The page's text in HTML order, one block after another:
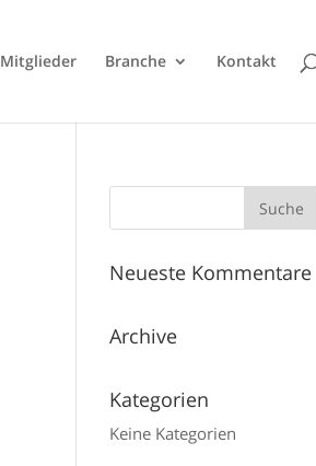
Mitglieder Branche Kontakt
Neueste Kommentare
Archive
Kategorien
Keine Kategorien